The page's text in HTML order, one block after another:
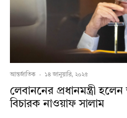
আন্তর্জাতিক · ১৪ জানুয়ারি, ২০২৫
লেবাননের প্রধানমন্ত্রী
বিচারক নাওয়াফ সালাম